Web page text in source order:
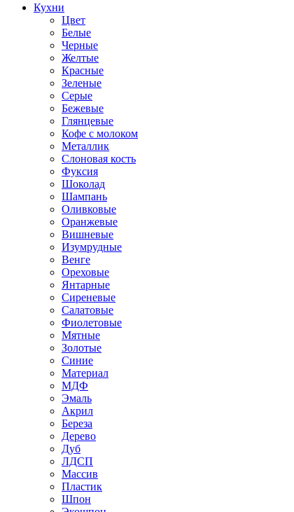
Кухни
Цвет
Белые
Черные
Желтые
Красные
Зеленые
Серые
Бежевые
Глянцевые
Кофе с молоком
Металлик
Слоновая кость
Фуксия
Шоколад
Шампань
Оливковые
Оранжевые
Вишневые
Изумрудные
Венге
Ореховые
Янтарные
Сиреневые
Салатовые
Фиолетовые
Мятные
Золотые
Синие
Материал
МДФ
Эмаль
Акрил
Береза
Дерево
Дуб
ЛДСП
Массив
Пластик
Шпон